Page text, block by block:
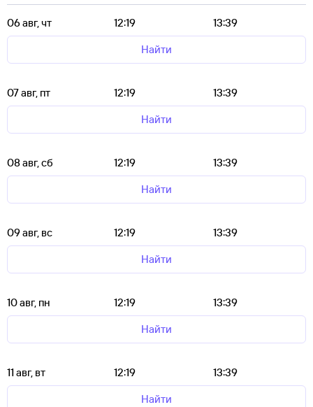
06 авг, чт 12:19
13:39
Найти
07 авг, пт 12:19
13:39
Найти
08 авг, сб 12:19
13:39
Найти
09 авг, вс 12:19
13:39
Найти
10 авг, пн 12:19
13:39
Найти
11 авг, вт 12:19
13:39
Найти